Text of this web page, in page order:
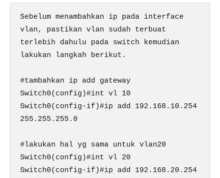
Sebelum menambahkan ip pada interface
vlan, pastikan vlan sudah terbuat
terlebih dahulu pada switch kemudian
lakukan langkah berikut.
#tambahkan ip add gateway
Switch0(config)#int vl 10
Switch0(config-if)#ip add 192.168.10.254
255.255.255.0
#lakukan hal yg sama untuk vlan20
Switch0(config)#int vl 20
Switch0(config-if)#ip add 192.168.20.254